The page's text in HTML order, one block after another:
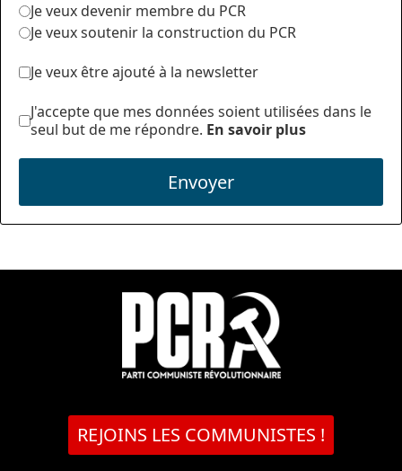
Je veux devenir membre du PCR
Je veux soutenir la construction du PCR
Je veux être ajouté à la newsletter
J'accepte que mes données soient utilisées dans le
seul but de me répondre. En savoir plus
Envoyer
REJOINS LES COMMUNISTES !